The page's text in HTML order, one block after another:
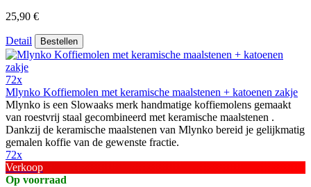
25,90 €
Detail Bestellen
72x
Mlynko Koffiemolen met keramische maalstenen + katoenen zakje
Mlynko is een Slowaaks merk handmatige koffiemolens gemaakt
van roestvrij staal gecombineerd met keramische maalstenen .
Dankzij de keramische maalstenen van Mlynko bereid je gelijkmatig
gemalen koffie van de gewenste fractie.
72x
Verkoop
Op voorraad